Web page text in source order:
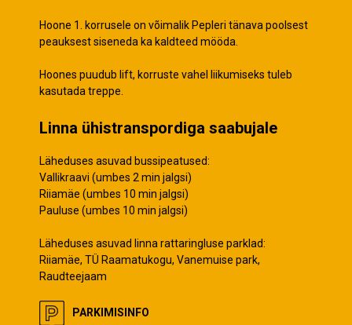
Hoone 1. korrusele on võimalik Pepleri tänava poolsest
peauksest siseneda ka kaldteed mööda.
Hoones puudub lift, korruste vahel liikumiseks tuleb
kasutada treppe.
Linna ühistranspordiga saabujale
Läheduses asuvad bussipeatused:
Vallikraavi (umbes 2 min jalgsi)
Riiamäe (umbes 10 min jalgsi)
Pauluse (umbes 10 min jalgsi)
Läheduses asuvad linna rattaringluse parklad:
Riiamäe, TÜ Raamatukogu, Vanemuise park,
Raudteejaam
PARKIMISINFO